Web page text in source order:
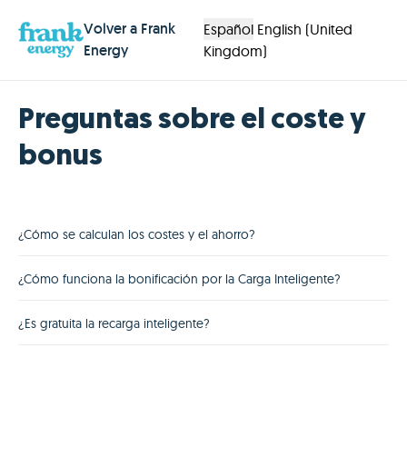
Volver a Frank
Energy
Español English (United
Kingdom)
Preguntas sobre el coste y
bonus
¿Cómo se calculan los costes y el ahorro?
¿Cómo funciona la bonificación por la Carga Inteligente?
¿Es gratuita la recarga inteligente?